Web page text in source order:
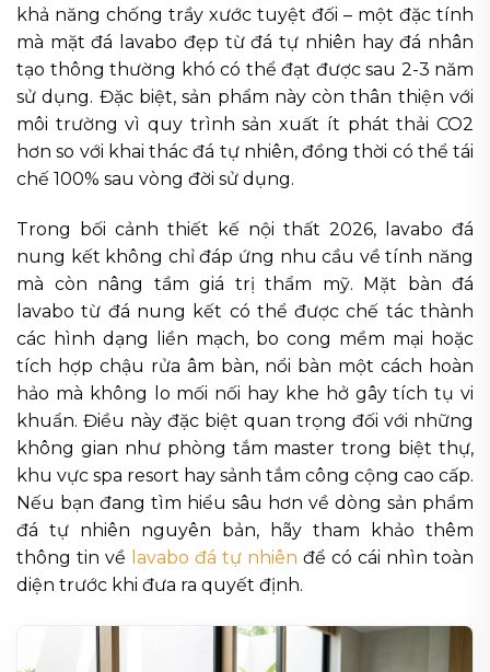
khả năng chống trầy xước tuyệt đối – một đặc tính
mà mặt đá lavabo đẹp từ đá tự nhiên hay đá nhân
tạo thông thường khó có thể đạt được sau 2-3 năm
sử dụng. Đặc biệt, sản phẩm này còn thân thiện với
môi trường vì quy trình sản xuất ít phát thải CO2
hơn so với khai thác đá tự nhiên, đồng thời có thể tái
chế 100% sau vòng đời sử dụng.
Trong bối cảnh thiết kế nội thất 2026, lavabo đá
nung kết không chỉ đáp ứng nhu cầu về tính năng
mà còn nâng tầm giá trị thẩm mỹ. Mặt bàn đá
lavabo từ đá nung kết có thể được chế tác thành
các hình dạng liền mạch, bo cong mềm mại hoặc
tích hợp chậu rửa âm bàn, nổi bàn một cách hoàn
hảo mà không lo mối nối hay khe hở gây tích tụ vi
khuẩn. Điều này đặc biệt quan trọng đối với những
không gian như phòng tắm master trong biệt thự,
khu vực spa resort hay sảnh tắm công cộng cao cấp.
Nếu bạn đang tìm hiểu sâu hơn về dòng sản phẩm
đá tự nhiên nguyên bản, hãy tham khảo thêm
thông tin về lavabo đá tự nhiên để có cái nhìn toàn
diện trước khi đưa ra quyết định.